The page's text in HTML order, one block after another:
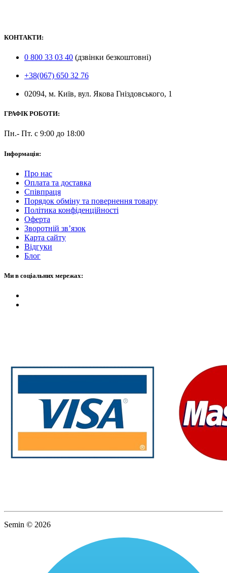
КОНТАКТИ:
0 800 33 03 40 (дзвінки безкоштовні)
+38(067) 650 32 76
02094, м. Київ, вул. Якова Гніздовського, 1
ГРАФІК РОБОТИ:
Пн.- Пт. с 9:00 до 18:00
Інформація:
Про нас
Оплата та доставка
Співпраця
Порядок обміну та повернення товару
Політика конфіденційності
Оферта
Зворотній зв’язок
Карта сайту
Відгуки
Блог
Ми в соціальних мережах:
Semin © 2026